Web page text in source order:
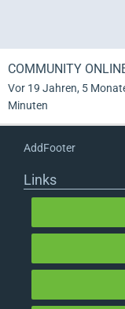
COMMUNITY
Vor 19 Jahren, 5
Minuten
AddFooter
Links